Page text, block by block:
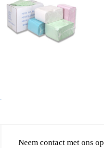
Neem contact met ons op